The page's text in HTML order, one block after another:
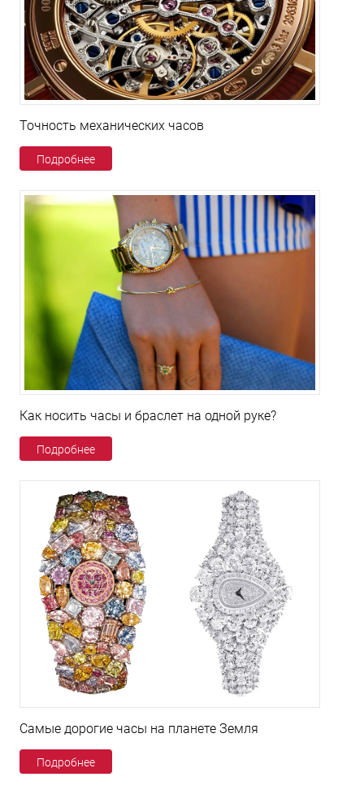
Точность механических часов
Подробнее
Как носить часы и браслет на одной руке?
Подробнее
Самые дорогие часы на планете Земля
Подробнее